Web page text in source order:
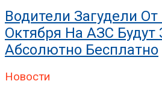
Водители Загудели От
Октября На АЗС Будут
Абсолютно Бесплатно
Новости